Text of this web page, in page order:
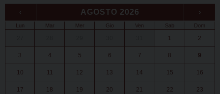
‹ AGOSTO 2026 ›
Lun Mar Mer Gio Ven Sab Dom
1 2
3 4 5 6 7 8 9
10 11 12 13 14 15 16
17 18 19 20 21 22 23